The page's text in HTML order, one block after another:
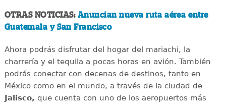
OTRAS NOTICIAS: Anuncian nueva ruta aérea entre
Guatemala y San Francisco
Ahora podrás disfrutar del hogar del mariachi, la
charrería y el tequila a pocas horas en avión. También
podrás conectar con decenas de destinos, tanto en
México como en el mundo, a través de la ciudad de
Jalisco, que cuenta con uno de los aeropuertos más